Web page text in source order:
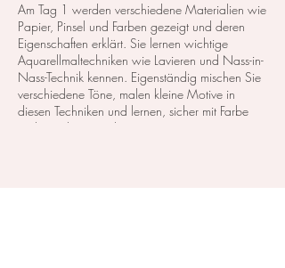
Am Tag 1 werden verschiedene Materialien wie
Papier, Pinsel und Farben gezeigt und deren
Eigenschaften erklärt. Sie lernen wichtige
Aquarellmaltechniken wie Lavieren und Nass-in-
Nass-Technik kennen. Eigenständig mischen Sie
verschiedene Töne, malen kleine Motive in
diesen Techniken und lernen, sicher mit Farbe
und Pinsel umzugehen.